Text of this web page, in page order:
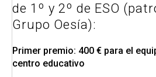
de 1º y 2º de ESO
Grupo Oesía):
Primer premio: 400 € para el
centro educativo